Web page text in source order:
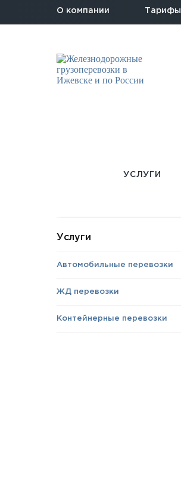
О компании Тарифы
УСЛУГИ
Услуги
Автомобильные перевозки
ЖД перевозки
Контейнерные перевозки